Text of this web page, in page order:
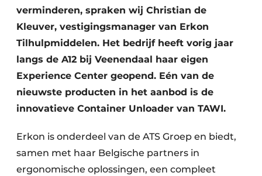
verminderen, spraken wij Christian de
Kleuver, vestigingsmanager van Erkon
Tilhulpmiddelen. Het bedrijf heeft vorig jaar
langs de A12 bij Veenendaal haar eigen
Experience Center geopend. Eén van de
nieuwste producten in het aanbod is de
innovatieve Container Unloader van TAWI.
Erkon is onderdeel van de ATS Groep en biedt,
samen met haar Belgische partners in
ergonomische oplossingen, een compleet